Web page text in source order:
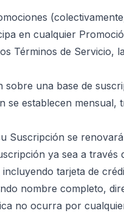
en cualquier
Términos de Servicio,
sobre una base de
establecen
Suscripción se
ya sea a
tarjeta de
nombre completo,
no ocurra por